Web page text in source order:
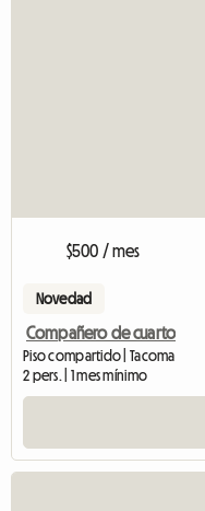
$500 / mes
Novedad
Compañero de cuarto
Piso compartido | Tacoma
2 pers. | 1 mes mínimo